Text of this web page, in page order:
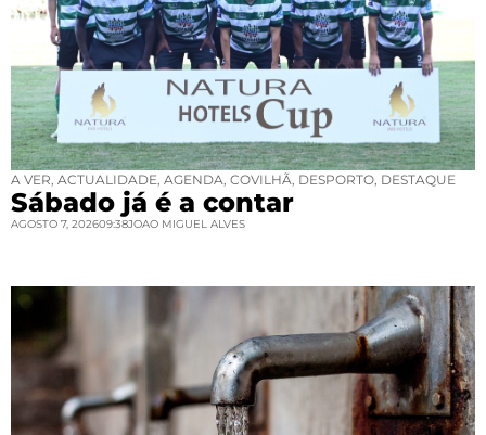
A VER, ACTUALIDADE, AGENDA, COVILHÃ, DESPORTO, DESTAQUE
Sábado já é a contar
AGOSTO 7, 202609:38JOAO MIGUEL ALVES